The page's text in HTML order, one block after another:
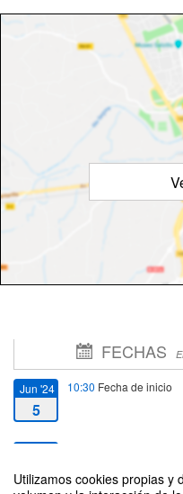
Utilizamos cookies propias y
FECHAS
Jun '24
5
10:30 Fecha de inicio
5